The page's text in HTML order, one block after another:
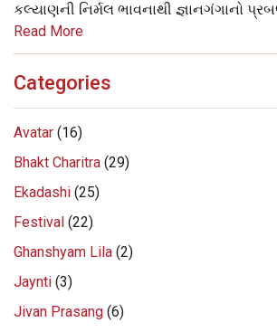
કલ્યાણની નિર્મલ ભાવનાથી જ્ઞાનગંગાનો
Read More
Categories
Avatar (16)
Bhakt Charitra (29)
Ekadashi (25)
Festival (22)
Ghanshyam Lila (2)
Jaynti (3)
Jivan Prasang (6)